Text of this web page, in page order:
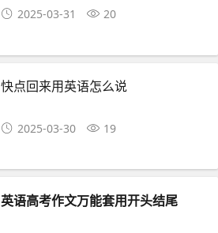
2025-03-31 20
快点回来用英语怎么说
2025-03-30 19
英语高考作文万能套用开头结尾